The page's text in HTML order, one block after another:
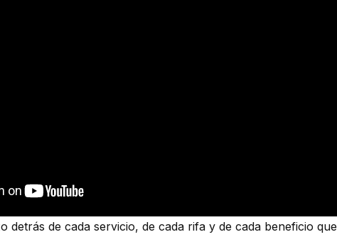
detrás de cada servicio, de cada rifa y de cada beneficio que